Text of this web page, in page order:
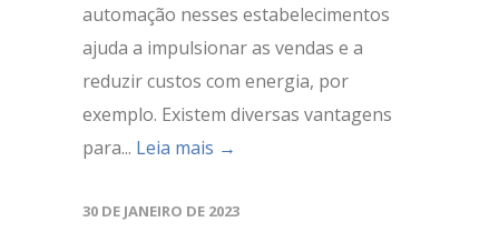
automação nesses estabelecimentos
ajuda a impulsionar as vendas e a
reduzir custos com energia, por
exemplo. Existem diversas vantagens
para... Leia mais →
30 DE JANEIRO DE 2023